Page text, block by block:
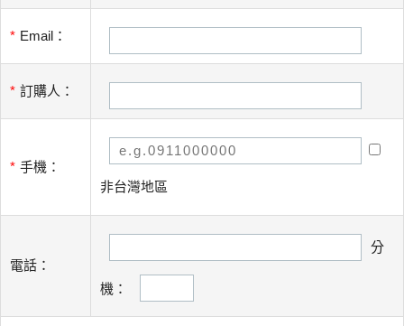
* Email：
* 訂購人：
* 手機：
非台灣地區
電話：
分
機：